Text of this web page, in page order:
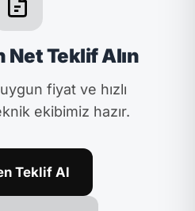
Net Teklif Alın
fiyat ve hızlı
ekibimiz hazır.
Teklif Al